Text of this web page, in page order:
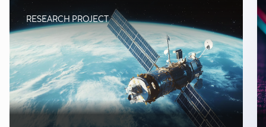
RESEARCH PROJECT